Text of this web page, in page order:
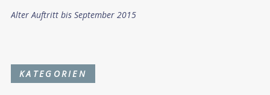
Alter Auftritt bis September 2015
KATEGORIEN